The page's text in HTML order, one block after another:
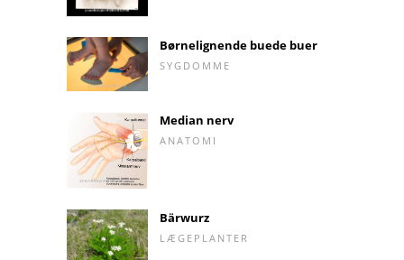
Børnelignende buede buer
SYGDOMME
Median nerv
ANATOMI
Bärwurz
LÆGEPLANTER